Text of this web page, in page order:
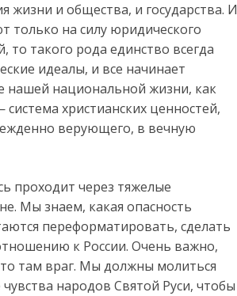
жизни и общества, и государства. И
только на силу юридического
то такого рода единство всегда
идеалы, и все начинает
нашей национальной жизни, как
христианских ценностей,
верующего, в вечную
проходит через тяжелые
Мы знаем, какая опасность
переформатировать, сделать
к России. Очень важно,
там враг. Мы должны молиться
народов Святой Руси, чтобы